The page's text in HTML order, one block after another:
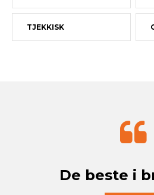
TJEKKISK
De beste i